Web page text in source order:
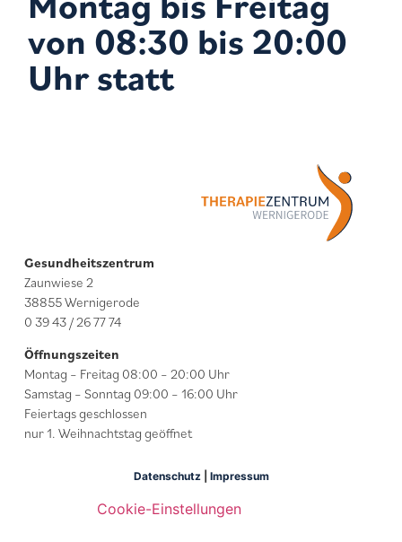
von 08:30 bis 20:00
Uhr statt
Gesundheitszentrum
Zaunwiese 2
38855 Wernigerode
0 39 43 / 26 77 74
Öffnungszeiten
Montag – Freitag 08:00 – 20:00 Uhr
Samstag – Sonntag 09:00 – 16:00 Uhr
Feiertags geschlossen
nur 1. Weihnachtstag geöffnet
Datenschutz| Impressum
Cookie-Einstellungen